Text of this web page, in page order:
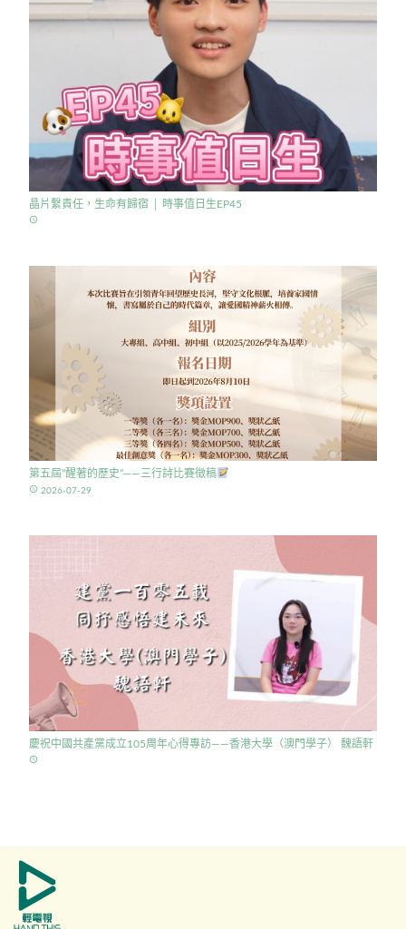
晶片繫責任，生命有歸宿 │ 時事值日生EP45
access_time
第五屆”醒著的歷史”——三行詩比賽徵稿
access_time 2026-07-29
慶祝中國共產黨成立105周年心得專訪——香港大學（澳門學子） 魏語軒
access_time